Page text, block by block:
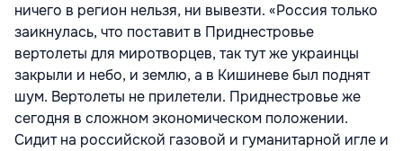
ничего в регион нельзя, ни вывезти. «Россия только
заикнулась, что поставит в Приднестровье
вертолеты для миротворцев, так тут же украинцы
закрыли и небо, и землю, а в Кишиневе был поднят
шум. Вертолеты не прилетели. Приднестровье же
сегодня в сложном экономическом положении.
Сидит на российской газовой и гуманитарной игле и